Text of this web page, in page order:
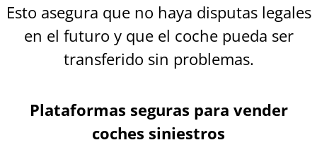
Esto asegura que no haya disputas legales
en el futuro y que el coche pueda ser
transferido sin problemas.
Plataformas seguras para vender
coches siniestros